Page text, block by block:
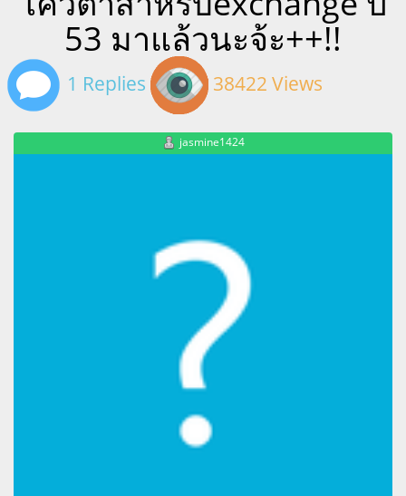
53 มาแล้วนะจ้ะ++!!
1 Replies 38422 Views
jasmine1424